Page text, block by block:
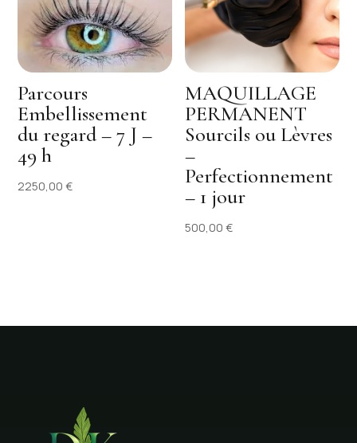
Parcours
Embellissement
du regard – 7 J –
49 h
2250,00€
MAQUILLAGE
PERMANENT
Sourcils ou Lèvres
–
Perfectionnement
– 1 jour
500,00€